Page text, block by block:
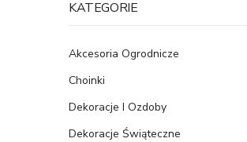
KATEGORIE
Akcesoria Ogrodnicze
Choinki
Dekoracje I Ozdoby
Dekoracje Świąteczne